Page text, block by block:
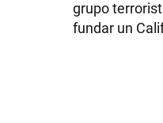
grupo
fundar un